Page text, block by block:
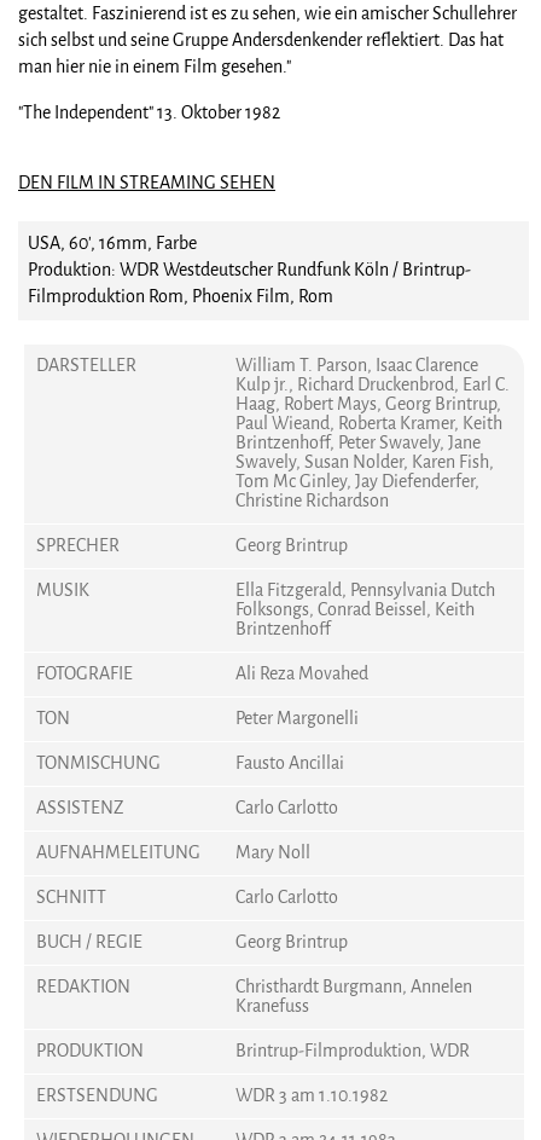
gestaltet. Faszinierend ist es zu sehen, wie ein amischer Schullehrer
sich selbst und seine Gruppe Andersdenkender reflektiert. Das hat
man hier nie in einem Film gesehen."
"The Independent" 13. Oktober 1982
DEN FILM IN STREAMING SEHEN
USA, 60', 16mm, Farbe
Produktion: WDR Westdeutscher Rundfunk Köln / Brintrup-
Filmproduktion Rom, Phoenix Film, Rom
DARSTELLER
William T. Parson, Isaac Clarence
Kulp jr., Richard Druckenbrod, Earl C.
Haag, Robert Mays, Georg Brintrup,
Paul Wieand, Roberta Kramer, Keith
Brintzenhoff, Peter Swavely, Jane
Swavely, Susan Nolder, Karen Fish,
Tom Mc Ginley, Jay Diefenderfer,
Christine Richardson
SPRECHER
Georg Brintrup
MUSIK
Ella Fitzgerald, Pennsylvania Dutch
Folksongs, Conrad Beissel, Keith
Brintzenhoff
FOTOGRAFIE
Ali Reza Movahed
TON
Peter Margonelli
TONMISCHUNG
Fausto Ancillai
ASSISTENZ
Carlo Carlotto
AUFNAHMELEITUNG
Mary Noll
SCHNITT
Carlo Carlotto
BUCH / REGIE
Georg Brintrup
REDAKTION
Christhardt Burgmann, Annelen
Kranefuss
PRODUKTION
Brintrup-Filmproduktion, WDR
ERSTSENDUNG
WDR 3 am 1.10.1982